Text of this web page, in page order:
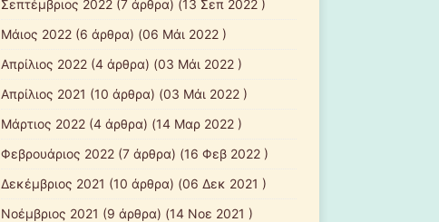
Σεπτέμβριος 2022(7 άρθρα) (13 Σεπ 2022 )
Μάιος 2022(6 άρθρα) (06 Μάι 2022 )
Απρίλιος 2022(4 άρθρα) (03 Μάι 2022 )
Απρίλιος 2021 (10 άρθρα) (03 Μάι 2022 )
Μάρτιος 2022(4 άρθρα) (14 Μαρ 2022 )
Φεβρουάριος 2022(7 άρθρα) (16 Φεβ 2022 )
Δεκέμβριος 2021 (10 άρθρα) (06 Δεκ 2021 )
Νοέμβριος 2021 (9 άρθρα) (14 Νοε 2021 )